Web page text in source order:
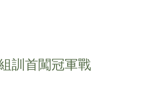
訓首闖冠軍戰